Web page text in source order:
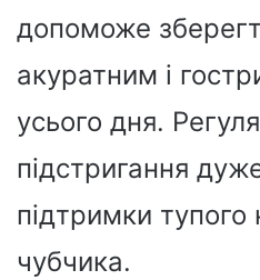
допоможе
акуратним і
усього дня.
підстригання
підтримки тупого
чубчика.